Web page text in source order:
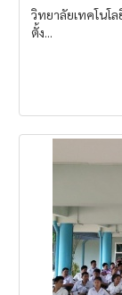
วิทยาลัยเทคโนโ
ตั้ง...